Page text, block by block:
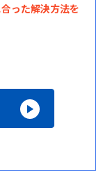
った解決方法を